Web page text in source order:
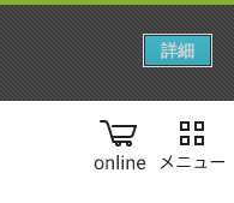
online
詳細